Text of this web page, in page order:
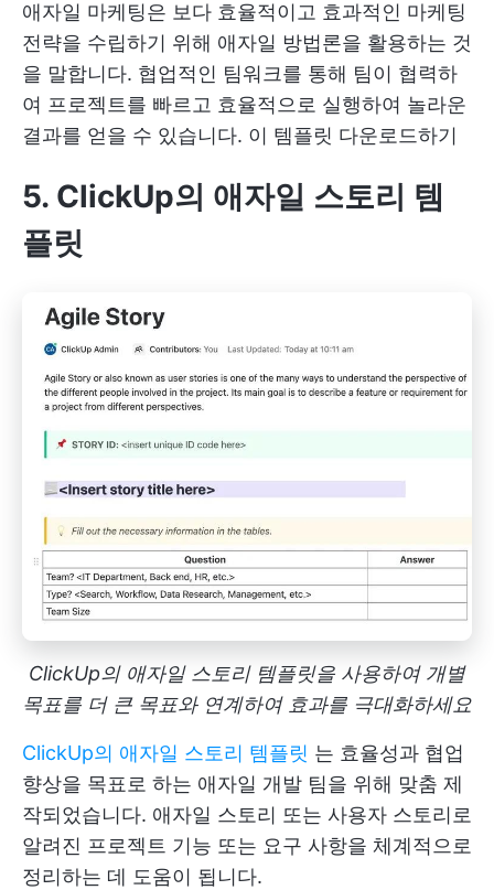
애자일 마케팅은 보다 효율적이고 효과적인 마케팅
전략을 수립하기 위해 애자일 방법론을 활용하는 것
을 말합니다. 협업적인 팀워크를 통해 팀이 협력하
여 프로젝트를 빠르고 효율적으로 실행하여 놀라운
결과를 얻을 수 있습니다. 이 템플릿 다운로드하기
5. ClickUp의 애자일 스토리 템
플릿
ClickUp의 애자일 스토리 템플릿을 사용하여 개별
목표를 더 큰 목표와 연계하여 효과를 극대화하세요
ClickUp의 애자일 스토리 템플릿 는 효율성과 협업
향상을 목표로 하는 애자일 개발 팀을 위해 맞춤 제
작되었습니다. 애자일 스토리 또는 사용자 스토리로
알려진 프로젝트 기능 또는 요구 사항을 체계적으로
정리하는 데 도움이 됩니다.